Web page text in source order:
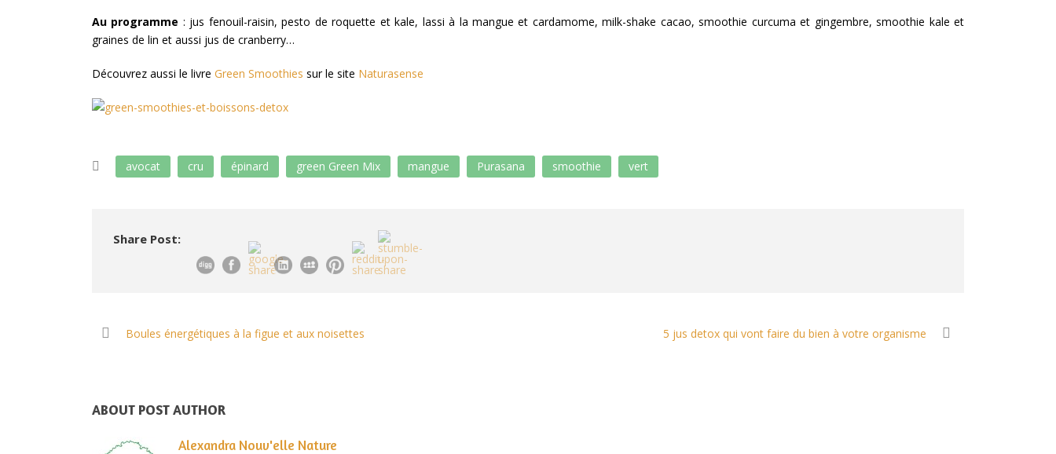
Au programme : jus fenouil-raisin, pesto de roquette et kale, lassi à la mangue et cardamome, milk-shake cacao, smoothie curcuma et gingembre, smoothie kale et
graines de lin et aussi jus de cranberry…
Découvrez aussi le livre Green Smoothies sur le site Naturasense
avocat cru épinard green Green Mix mangue Purasana smoothie vert
Share Post:
Boules énergétiques à la figue et aux noisettes 5 jus detox qui vont faire du bien à votre organisme
ABOUT POST AUTHOR
Alexandra Nouv'elle Nature